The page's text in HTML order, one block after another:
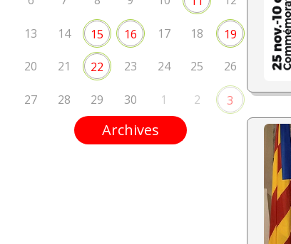
13 14 15 16 17 18 19
20 21 22 23 24 25 26
27 28 29 30 1 2 3
Archives